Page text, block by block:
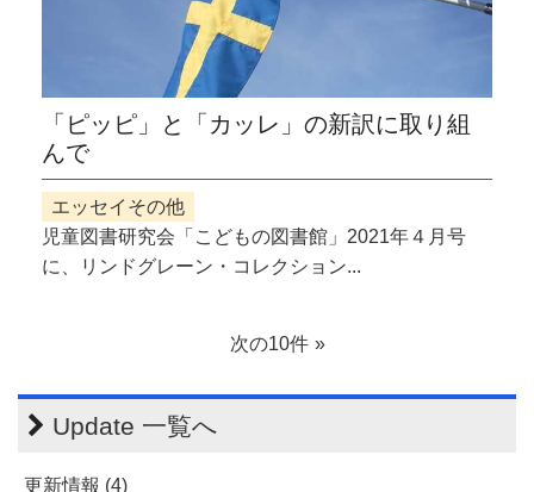
「ピッピ」と「カッレ」の新訳に取り組
んで
エッセイその他
児童図書研究会「こどもの図書館」2021年４月号
に、リンドグレーン・コレクション...
次の10件
Update 一覧へ
更新情報 (4)